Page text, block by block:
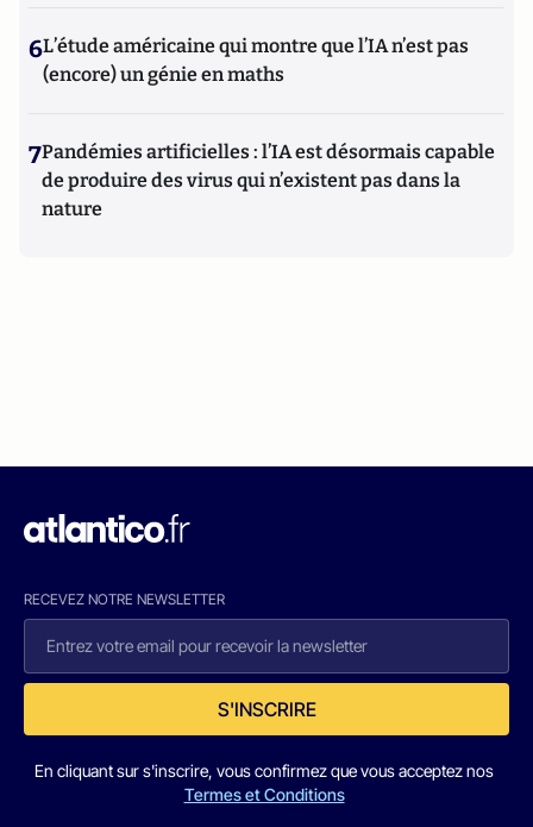
6L’étude américaine qui montre que l’IA n’est pas
(encore) un génie en maths
7Pandémies artificielles : l’IA est désormais capable
de produire des virus qui n’existent pas dans la
nature
RECEVEZ NOTRE NEWSLETTER
S'INSCRIRE
En cliquant sur s'inscrire, vous confirmez que vous acceptez nos
Termes et Conditions